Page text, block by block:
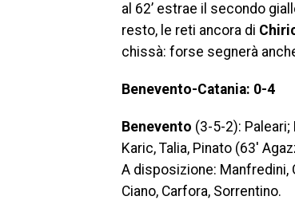
al 62’ estrae il secondo
resto, le reti ancora di
chissà: forse segnerà
Benevento-Catania: 0-4
Benevento (3-5-2): Paleari;
Karic, Talia, Pinato (63′
A disposizione: Manfredini,
Ciano, Carfora, Sorrentino.